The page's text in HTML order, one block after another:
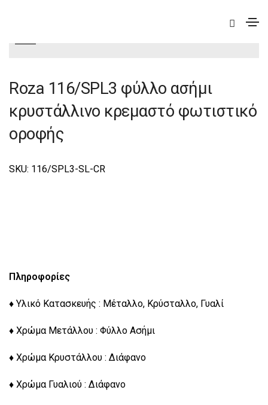
Roza Φωτιστικά Οροφής-Κρεμαστά
Roza 116/SPL3 φύλλο ασήμι
κρυστάλλινο κρεμαστό φωτιστικό
οροφής
SKU: 116/SPL3-SL-CR
Πληροφορίες
♦ Υλικό Κατασκευής : Μέταλλο, Κρύσταλλο, Γυαλί
♦ Χρώμα Μετάλλου : Φύλλο Ασήμι
♦ Χρώμα Κρυστάλλου : Διάφανο
♦ Χρώμα Γυαλιού : Διάφανο